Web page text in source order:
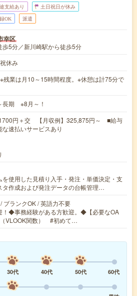
支給あり 土日祝日が休み
OK 派遣
幸区
歩5分／新川崎駅から徒歩5分
休み
業は月10～15時間程度。※休憩は計75分で
長期 ※8月～！
円＋交 【月収例】325,875円～ ■給与
速払いサービスあり
を使用した見積り入手・発注・単価決定・支
タ作成および発注データの台帳管理…
ブランクOK / 英語力不要
◆事務経験がある方歓迎。◆【必要なOA
（VLOOK関数） #初めて…
30代 40代 50代
60代